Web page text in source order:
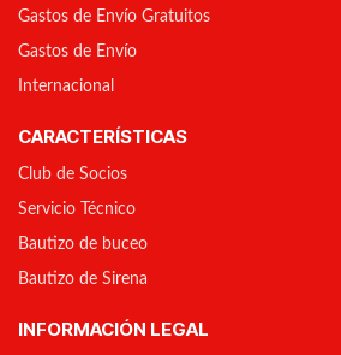
Gastos de Envío Gratuitos
Gastos de Envío
Internacional
CARACTERÍSTICAS
Club de Socios
Servicio Técnico
Bautizo de buceo
Bautizo de Sirena
INFORMACIÓN LEGAL